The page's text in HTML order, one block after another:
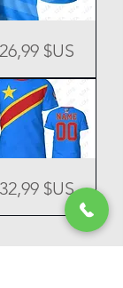
Prix
26,99 $US
Prix
32,99 $US